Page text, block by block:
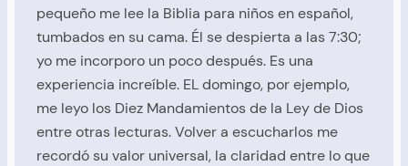
pequeño me lee la Biblia para niños en español,
tumbados en su cama. Él se despierta a las 7:30;
yo me incorporo un poco después. Es una
experiencia increíble. EL domingo, por ejemplo,
me leyo los Diez Mandamientos de la Ley de Dios
entre otras lecturas. Volver a escucharlos me
recordó su valor universal, la claridad entre lo que